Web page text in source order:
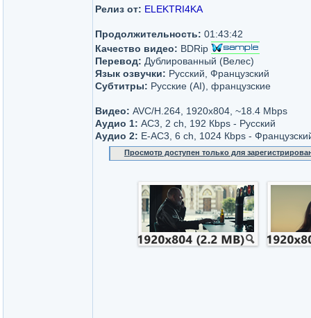
Релиз от: ELEKTRI4KA
Продолжительность: 01:43:42
Качество видео: BDRip
Перевод: Дублированный (Велес)
Язык озвучки: Русский, Французский
Субтитры: Русские (AI), французские
Видео: AVC/H.264, 1920x804, ~18.4 Mbps
Аудио 1: AC3, 2 ch, 192 Кbps - Русский
Аудио 2: Е-AC3, 6 ch, 1024 Кbps -
Просмотр доступен только для